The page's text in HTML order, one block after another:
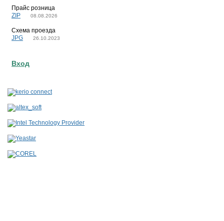
Прайс розница
ZIP
08.08.2026
Схема проезда
JPG
26.10.2023
Вход